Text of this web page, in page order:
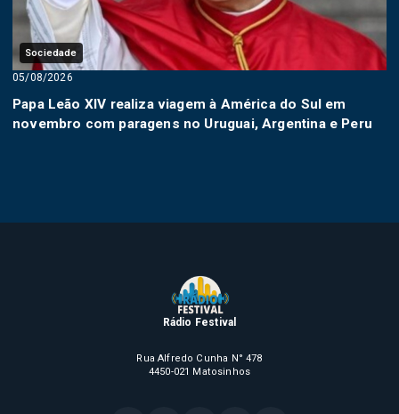
Sociedade
05/08/2026
Papa Leão XIV realiza viagem à América do Sul em
novembro com paragens no Uruguai, Argentina e Peru
Rádio Festival
Rua Alfredo Cunha N° 478
4450-021 Matosinhos